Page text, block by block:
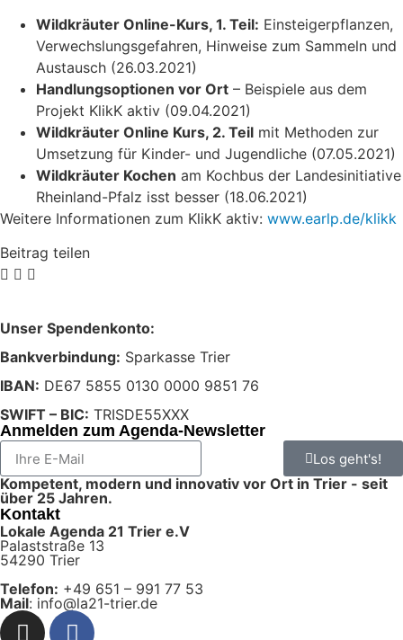
Wildkräuter Online-Kurs, 1. Teil: Einsteigerpflanzen,
Verwechslungsgefahren, Hinweise zum Sammeln und
Austausch (26.03.2021)
Handlungsoptionen vor Ort – Beispiele aus dem
Projekt KlikK aktiv (09.04.2021)
Wildkräuter Online Kurs, 2. Teil mit Methoden zur
Umsetzung für Kinder- und Jugendliche (07.05.2021)
Wildkräuter Kochen am Kochbus der Landesinitiative
Rheinland-Pfalz isst besser (18.06.2021)
Weitere Informationen zum KlikK aktiv: www.earlp.de/klikk
Beitrag teilen
Unser Spendenkonto:
Bankverbindung: Sparkasse Trier
IBAN: DE67 5855 0130 0000 9851 76
SWIFT – BIC: TRISDE55XXX
Anmelden zum Agenda-Newsletter
Los geht's!
Kompetent, modern und innovativ vor Ort in Trier - seit
über 25 Jahren.
Kontakt
Lokale Agenda 21 Trier e.V
Palaststraße 13
54290 Trier
Telefon: +49 651 – 991 77 53
Mail: info@la21-trier.de